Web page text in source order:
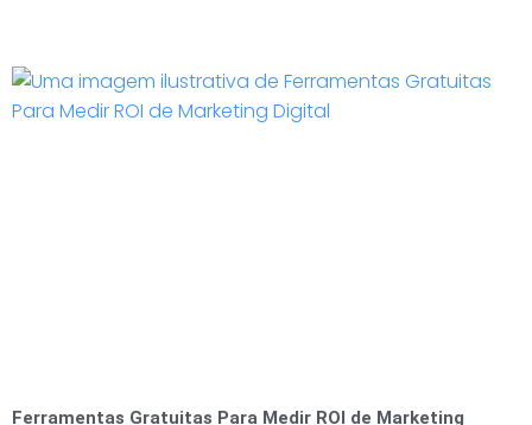
Ferramentas Gratuitas Para Medir ROI de Marketing